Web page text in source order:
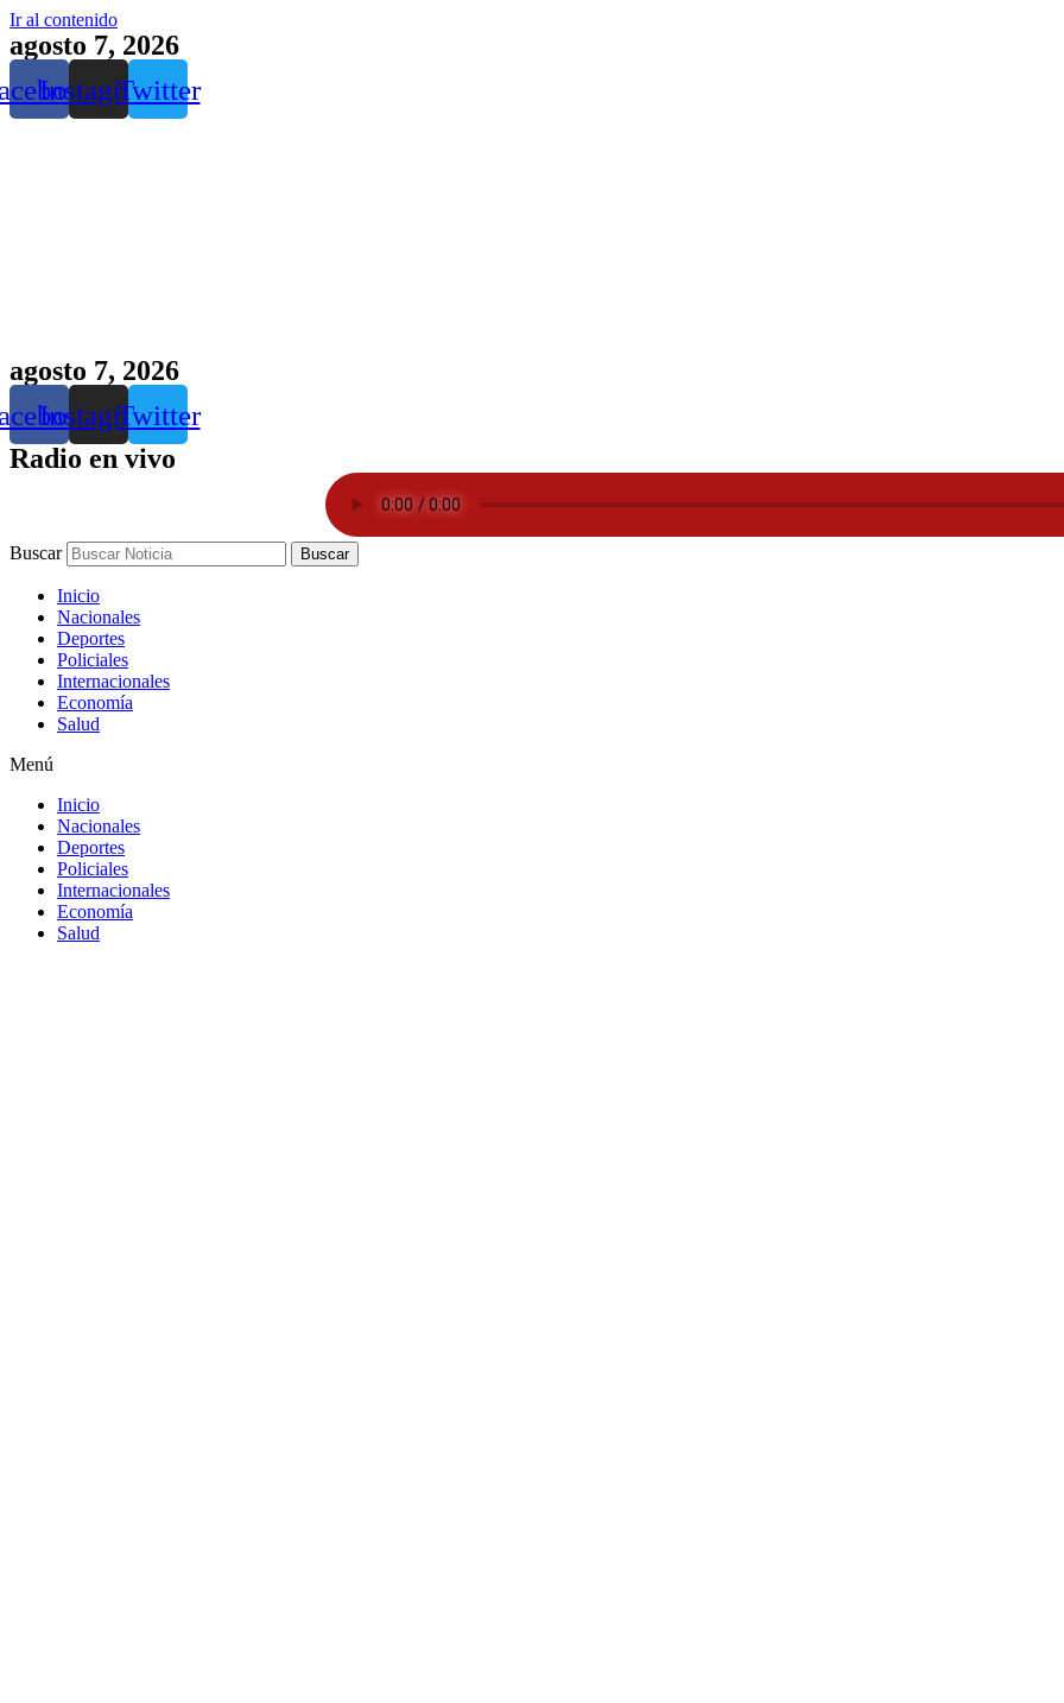
Ir al contenido
agosto 7, 2026
InstagramTwitter
agosto 7, 2026
InstagramTwitter
Radio en vivo
Buscar Buscar
Inicio
Nacionales
Deportes
Policiales
Internacionales
Economía
Salud
Menú
Inicio
Nacionales
Deportes
Policiales
Internacionales
Economía
Salud